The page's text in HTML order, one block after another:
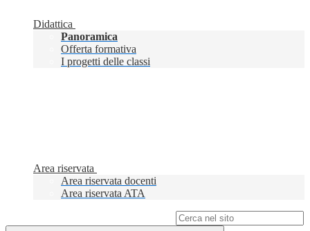
Didattica
Panoramica
Offerta formativa
I progetti delle classi
Area riservata
Area riservata docenti
Area riservata ATA